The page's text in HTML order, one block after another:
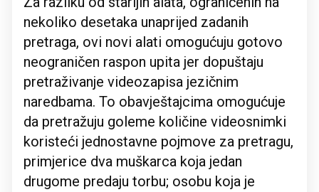
nekoliko desetaka unaprijed zadanih
pretraga, ovi novi alati omogućuju gotovo
neograničen raspon upita jer dopuštaju
pretraživanje videozapisa jezičnim
naredbama. To obavještajcima omogućuje
da pretražuju goleme količine videosnimki
koristeći jednostavne pojmove za pretragu,
primjerice dva muškarca koja jedan
drugome predaju torbu; osobu koja je